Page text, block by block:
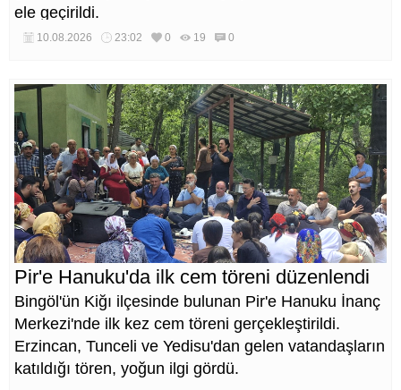
ele geçirildi.
10.08.2026 23:02 0 19 0
Pir'e Hanuku'da ilk cem töreni düzenlendi
Bingöl'ün Kiğı ilçesinde bulunan Pir'e Hanuku İnanç
Merkezi'nde ilk kez cem töreni gerçekleştirildi.
Erzincan, Tunceli ve Yedisu'dan gelen vatandaşların
katıldığı tören, yoğun ilgi gördü.